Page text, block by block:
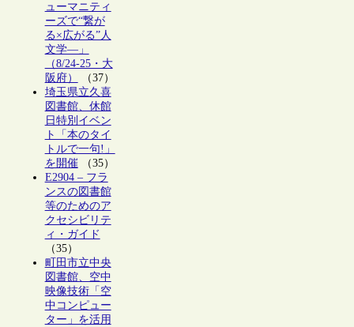
ューマニティ
ーズで“繋が
る×広がる”人
文学―」
（8/24-25・大
阪府）
（37）
埼玉県立久喜
図書館、休館
日特別イベン
ト「本のタイ
トルで一句!」
を開催（35）
E2904 – フラ
ンスの図書館
等のためのア
クセシビリテ
ィ・ガイド
（35）
町田市立中央
図書館、空中
映像技術「空
中コンピュー
ター」を活用